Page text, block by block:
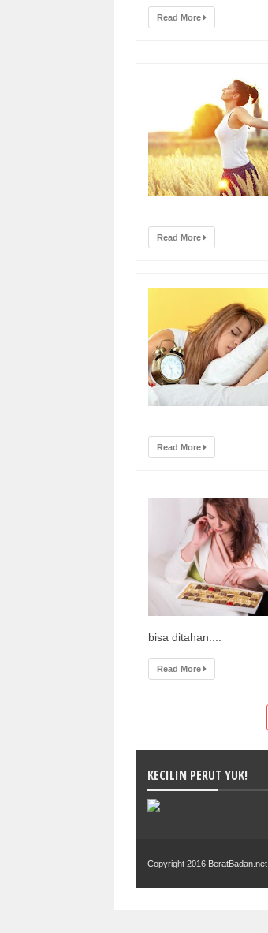
Read More
Read More
Read More
bisa ditahan....
Read More
KECILIN PERUT YUK!
Copyright 2016 BeratBadan.net